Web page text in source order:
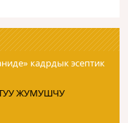
кадрдык эсептик
ЖУМУШЧУ